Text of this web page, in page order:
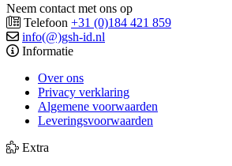
Neem contact met ons op
Telefoon +31 (0)184 421 859
info(@)gsh-id.nl
Informatie
Over ons
Privacy verklaring
Algemene voorwaarden
Leveringsvoorwaarden
Extra